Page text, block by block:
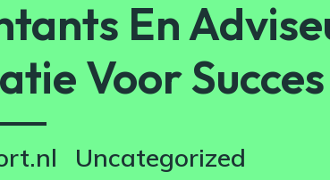
En
Voor Succes
Uncategorized